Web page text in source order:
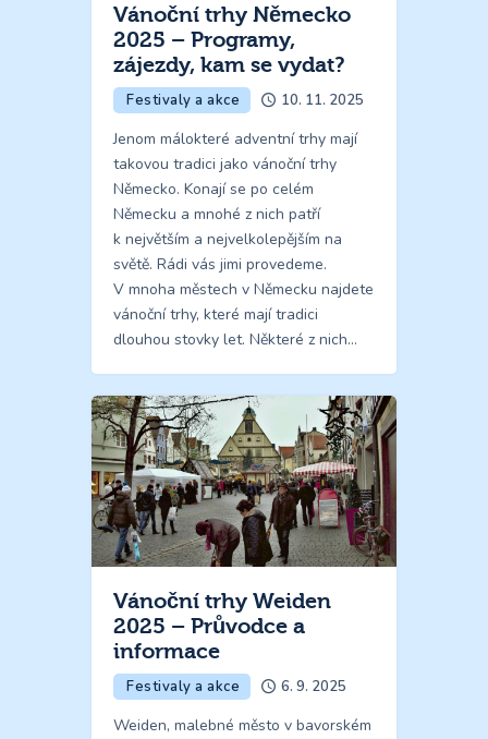
Vánoční trhy Německo
2025 – Programy,
zájezdy, kam se vydat?
Festivaly a akce 10. 11. 2025
Jenom málokteré adventní trhy mají
takovou tradici jako vánoční trhy
Německo. Konají se po celém
Německu a mnohé z nich patří
k největším a nejvelkolepějším na
světě. Rádi vás jimi provedeme.
V mnoha městech v Německu najdete
vánoční trhy, které mají tradici
dlouhou stovky let. Některé z nich…
Vánoční trhy Weiden
2025 – Průvodce a
informace
Festivaly a akce 6. 9. 2025
Weiden, malebné město v bavorském